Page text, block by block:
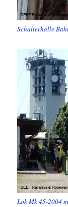
Schalterhalle
Lok Mk 45-2004